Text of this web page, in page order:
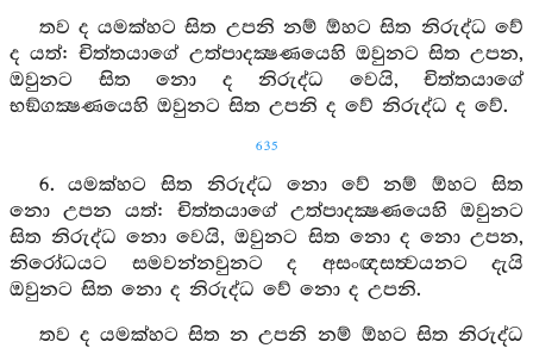
තව ද යමක්හට සිත උපනි නම් ඕහට සිත නිරුද්ධ වේ
ද යත්: චිත්තයාගේ උත්පාදක්‍ෂණයෙහි ඔවුනට සිත උපන,
ඔවුනට සිත නො ද නිරුද්ධ වෙයි, චිත්තයාගේ
භඞ්ගක්‍ෂණයෙහි ඔවුනට සිත උපනි ද වේ නිරුද්ධ ද වේ.
635
6. යමක්හට සිත නිරුද්ධ නො වේ නම් ඕහට සිත
නො උපන යත්: චිත්තයාගේ උත්පාදක්‍ෂණයෙහි ඔවුනට
සිත නිරුද්ධ නො වෙයි, ඔවුනට සිත නො ද නො උපන,
නිරෝධයට සමවන්නවුනට ද අසංඥසත්‍වයනට දැයි
ඔවුනට සිත නො ද නිරුද්ධ වේ නො ද උපනි.
තව ද යමක්හට සිත න උපනි නම් ඕහට සිත නිරුද්ධ